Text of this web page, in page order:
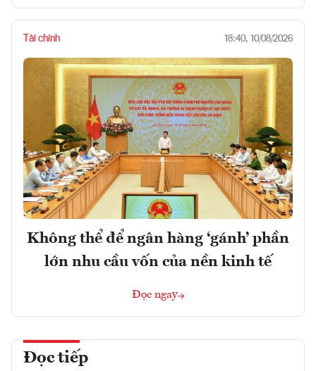
Tài chính 18:40, 10/08/2026
Không thể để ngân hàng ‘gánh’ phần
lớn nhu cầu vốn của nền kinh tế
Đọc ngay
Đọc tiếp